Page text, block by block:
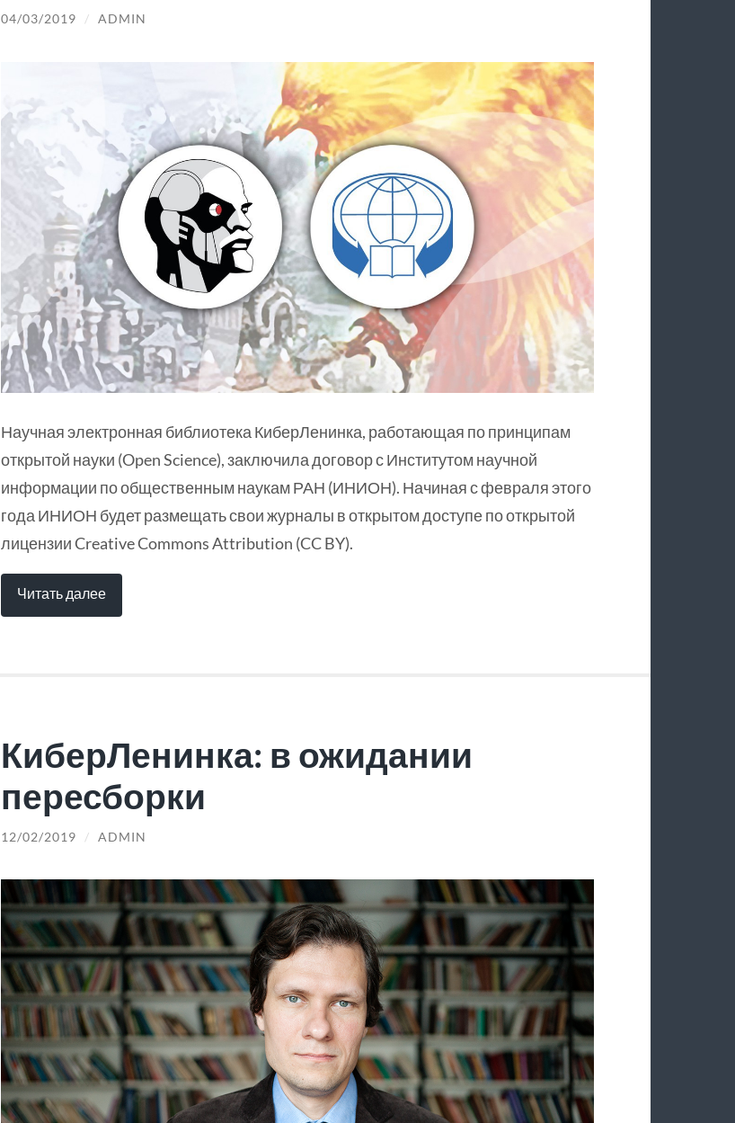
04/03/2019 / ADMIN
Научная электронная библиотека КиберЛенинка, работающая по принципам
открытой науки (Open Science), заключила договор с Институтом научной
информации по общественным наукам РАН (ИНИОН). Начиная с февраля этого
года ИНИОН будет размещать свои журналы в открытом доступе по открытой
лицензии Creative Commons Attribution (CC BY).
Читать далее
КиберЛенинка: в ожидании
пересборки
12/02/2019 / ADMIN